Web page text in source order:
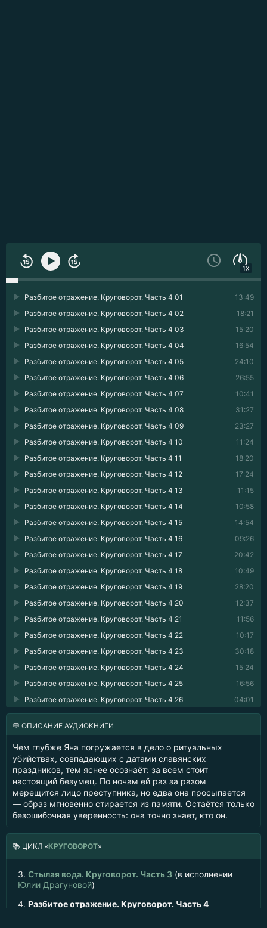
1X
13:49
Разбитое отражение. Круговорот. Часть 4 01
18:21
Разбитое отражение. Круговорот. Часть 4 02
15:20
Разбитое отражение. Круговорот. Часть 4 03
16:54
Разбитое отражение. Круговорот. Часть 4 04
24:10
Разбитое отражение. Круговорот. Часть 4 05
26:55
Разбитое отражение. Круговорот. Часть 4 06
10:41
Разбитое отражение. Круговорот. Часть 4 07
31:27
Разбитое отражение. Круговорот. Часть 4 08
23:27
Разбитое отражение. Круговорот. Часть 4 09
11:24
Разбитое отражение. Круговорот. Часть 4 10
18:20
Разбитое отражение. Круговорот. Часть 4 11
17:24
Разбитое отражение. Круговорот. Часть 4 12
11:15
Разбитое отражение. Круговорот. Часть 4 13
10:58
Разбитое отражение. Круговорот. Часть 4 14
14:54
Разбитое отражение. Круговорот. Часть 4 15
09:26
Разбитое отражение. Круговорот. Часть 4 16
20:42
Разбитое отражение. Круговорот. Часть 4 17
10:49
Разбитое отражение. Круговорот. Часть 4 18
28:20
Разбитое отражение. Круговорот. Часть 4 19
12:37
Разбитое отражение. Круговорот. Часть 4 20
11:56
Разбитое отражение. Круговорот. Часть 4 21
10:17
Разбитое отражение. Круговорот. Часть 4 22
30:18
Разбитое отражение. Круговорот. Часть 4 23
15:24
Разбитое отражение. Круговорот. Часть 4 24
16:56
Разбитое отражение. Круговорот. Часть 4 25
04:01
Разбитое отражение. Круговорот. Часть 4 26
💬 ОПИСАНИЕ АУДИОКНИГИ
Чем глубже Яна погружается в дело о ритуальных
убийствах, совпадающих с датами славянских
праздников, тем яснее осознаёт: за всем стоит
настоящий безумец. По ночам ей раз за разом
мерещится лицо преступника, но едва она просыпается
— образ мгновенно стирается из памяти. Остаётся только
безошибочная уверенность: она точно знает, кто он.
📚 ЦИКЛ «КРУГОВОРОТ»
3. Стылая вода. Круговорот. Часть 3 (в исполнении
Юлии Драгуновой)
4. Разбитое отражение. Круговорот. Часть 4